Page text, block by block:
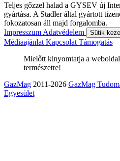
Teljes gőzzel halad a GYSEV új
gyártása. A Stadler által gyártott
fokozatosan áll majd forgalomba.
Impresszum Adatvédelem Sütik
Médiaajánlat Kapcsolat Támogatás
Mielőtt kinyomtatja a
természetre!
GazMag 2011-2026 GazMag
Egyesület